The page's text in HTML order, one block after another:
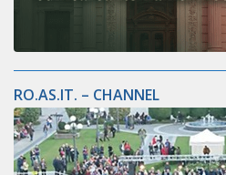
RO.AS.IT. – CHANNEL